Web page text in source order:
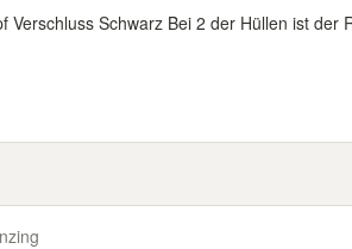
Verschluss Schwarz Bei 2 der Hüllen ist der